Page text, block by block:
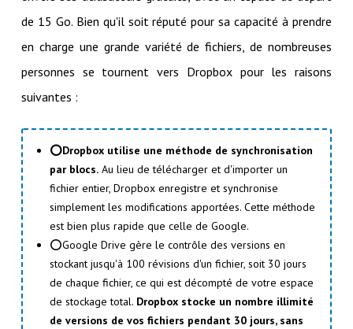
de 15 Go. Bien qu'il soit réputé pour sa capacité à prendre
en charge une grande variété de fichiers, de nombreuses
personnes se tournent vers Dropbox pour les raisons
suivantes :
⭕Dropbox utilise une méthode de synchronisation
par blocs.Au lieu de télécharger et d'importer un
fichier entier, Dropbox enregistre et synchronise
simplement les modifications apportées. Cette méthode
est bien plus rapide que celle de Google.
⭕Google Drive gère le contrôle des versions en
stockant jusqu'à 100 révisions d'un fichier, soit 30 jours
de chaque fichier, ce qui est décompté de votre espace
de stockage total. Dropbox stocke un nombre illimité
de versions de vos fichiers pendant 30 jours, sans